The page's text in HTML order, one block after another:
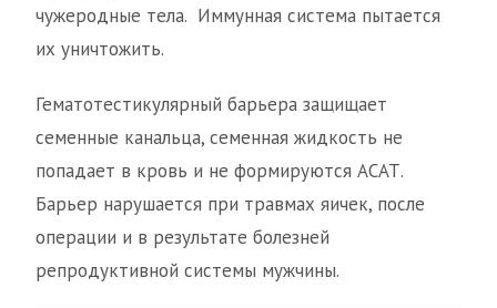
чужеродные тела. Иммунная система пытается
их уничтожить.
Гематотестикулярный барьера защищает
семенные канальца, семенная жидкость не
попадает в кровь и не формируются АСАТ.
Барьер нарушается при травмах яичек, после
операции и в результате болезней
репродуктивной системы мужчины.